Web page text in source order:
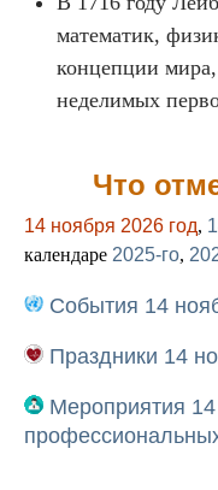
математик,
концепции
неделимых
Что
14 ноября 2026 год,
календаре 2025-го,
События 14
Праздники 14
Мероприятия